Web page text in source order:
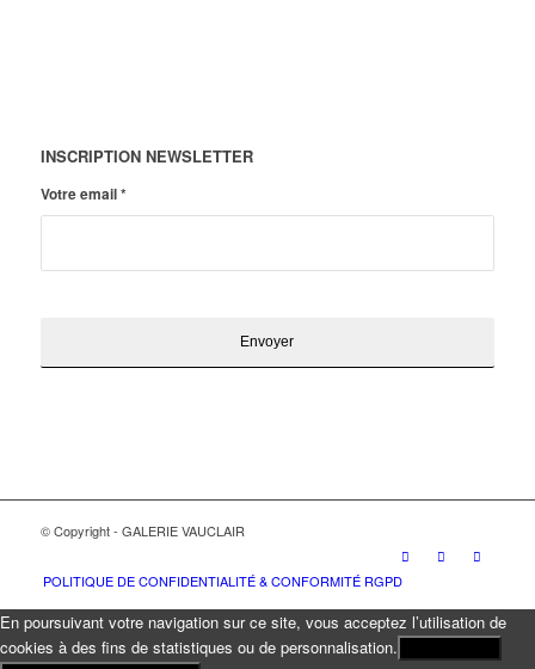
INSCRIPTION NEWSLETTER
Votre email*
© Copyright - GALERIE VAUCLAIR
POLITIQUE DE CONFIDENTIALITÉ & CONFORMITÉ RGPD
En poursuivant votre navigation sur ce site, vous acceptez l’utilisation de
cookies à des fins de statistiques ou de personnalisation.